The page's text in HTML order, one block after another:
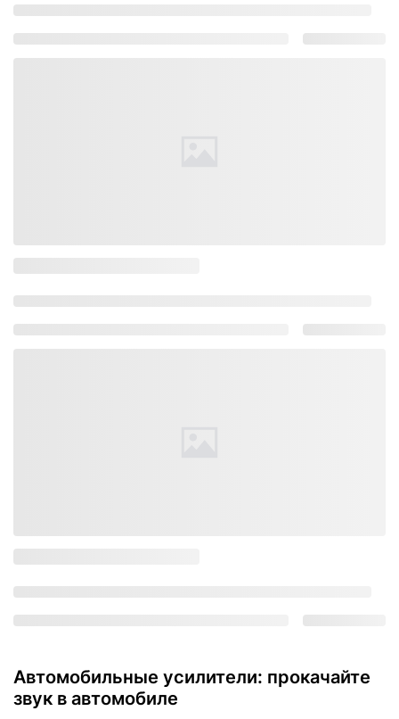
Автомобильные усилители: прокачайте
звук в автомобиле